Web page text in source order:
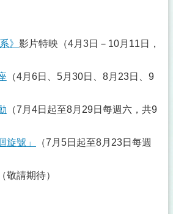
》 影片特映（4月3日－10月11日，
（4月6日、5月30日、8月23日、9
（7月4日起至8月29日每週六，共9
旋號」
（7月5日起至8月23日每週
敬請期待）